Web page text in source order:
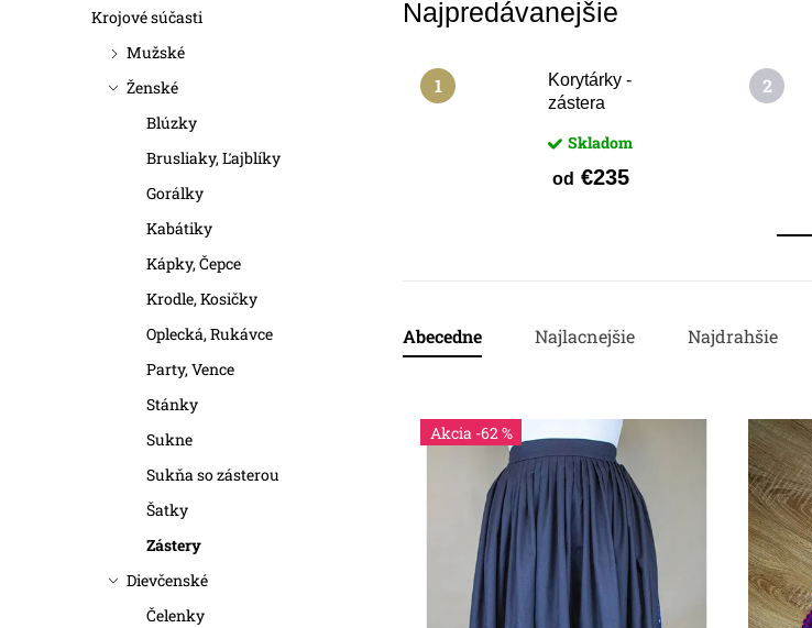
č
Krojové súčasti
Mužské
Ženské
Blúzky
Brusliaky, Ľajblíky
Gorálky
Kabátiky
Kápky, Čepce
Krodle, Kosičky
Oplecká, Rukávce
Party, Vence
Stánky
Sukne
Sukňa so zásterou
Šatky
Zástery
Dievčenské
Čelenky
Najpredávanejšie
Korytárky -
zástera
Skladom
od €235
R
d
Abecedne Najlacnejšie Najdrahšie
V
-62 %